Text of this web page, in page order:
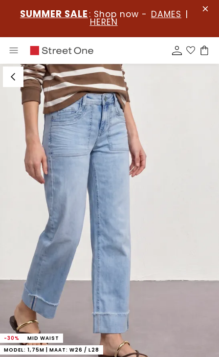
SUMMER SALE : Shop now - DAMES |
HEREN
-30%
MID WAIST
MODEL: 1,75M | MAAT: W26 / L28